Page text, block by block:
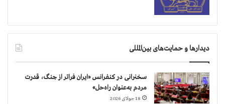
دیدارها و حمایت‌های بین‌المللی
سخنرانی در کنفرانس «ایران فراتر از جنگ، قدرت
مردم به‌عنوان راه‌حل»
18 جولای 2026